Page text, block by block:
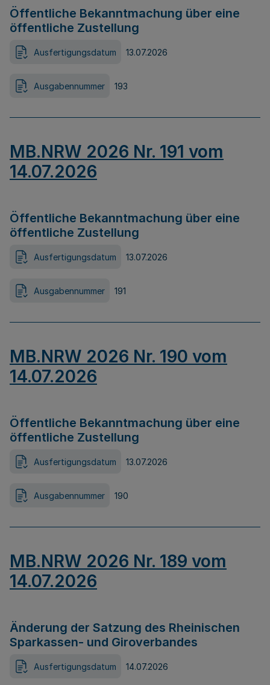
Öffentliche Bekanntmachung über eine
öffentliche Zustellung
Ausfertigungsdatum 13.07.2026
Ausgabennummer 193
MB.NRW 2026 Nr. 191 vom
14.07.2026
Öffentliche Bekanntmachung über eine
öffentliche Zustellung
Ausfertigungsdatum 13.07.2026
Ausgabennummer 191
MB.NRW 2026 Nr. 190 vom
14.07.2026
Öffentliche Bekanntmachung über eine
öffentliche Zustellung
Ausfertigungsdatum 13.07.2026
Ausgabennummer 190
MB.NRW 2026 Nr. 189 vom
14.07.2026
Änderung der Satzung des Rheinischen
Sparkassen- und Giroverbandes
Ausfertigungsdatum 14.07.2026